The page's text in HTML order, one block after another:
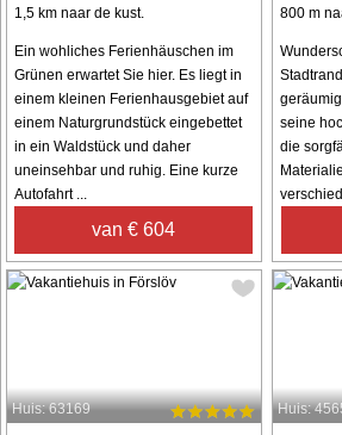
1,5 km naar de kust.
Ein wohliches Ferienhäuschen im
Grünen erwartet Sie hier. Es liegt in
einem kleinen Ferienhausgebiet auf
einem Naturgrundstück eingebettet
in ein Waldstück und daher
uneinsehbar und ruhig. Eine kurze
Autofahrt ...
van € 604
800 m
seine
die
Huis: 63169 Huis: